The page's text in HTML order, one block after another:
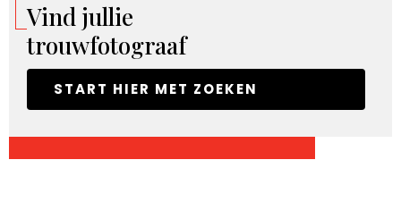
Vind jullie
trouwfotograaf
START HIER MET ZOEKEN